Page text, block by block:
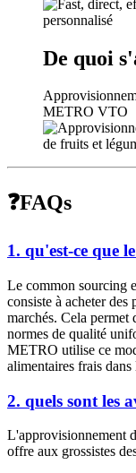
De quoi
METRO VTO
❓FAQs
1. qu'est-ce que
Le common sourcing
consiste à acheter
marchés. Cela permet
normes de qualité
METRO utilise ce
alimentaires frais
2. quels sont les
L'approvisionnement
offre aux grossistes